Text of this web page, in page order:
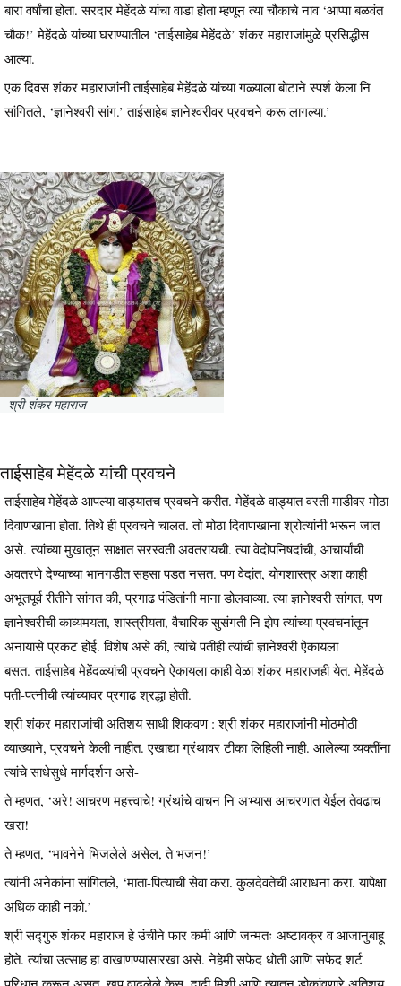
बारा वर्षांचा होता. सरदार मेहेंदळे यांचा वाडा होता म्हणून त्या चौकाचे नाव ‘आप्पा बळवंत
चौक!’ मेहेंदळे यांच्या घराण्यातील ‘ताईसाहेब मेहेंदळे’ शंकर महाराजांमुळे प्रसिद्धीस
आल्या.
एक दिवस शंकर महाराजांनी ताईसाहेब मेहेंदळे यांच्या गळ्याला बोटाने स्पर्श केला नि
सांगितले, ‘ज्ञानेश्वरी सांग.’ ताईसाहेब ज्ञानेश्वरीवर प्रवचने करू लागल्या.’
श्री शंकर महाराज
ताईसाहेब मेहेंदळे यांची प्रवचने
ताईसाहेब मेहेंदळे आपल्या वाड्यातच प्रवचने करीत. मेहेंदळे वाड्यात वरती माडीवर मोठा
दिवाणखाना होता. तिथे ही प्रवचने चालत. तो मोठा दिवाणखाना श्रोत्यांनी भरून जात
असे. त्यांच्या मुखातून साक्षात सरस्वती अवतरायची. त्या वेदोपनिषदांची, आचार्यांची
अवतरणे देण्याच्या भानगडीत सहसा पडत नसत. पण वेदांत, योगशास्त्र अशा काही
अभूतपूर्व रीतीने सांगत की, प्रगाढ पंडितांनी माना डोलवाव्या. त्या ज्ञानेश्वरी सांगत, पण
ज्ञानेश्वरीची काव्यमयता, शास्त्रीयता, वैचारिक सुसंगती नि झेप त्यांच्या प्रवचनांतून
अनायासे प्रकट होई. विशेष असे की, त्यांचे पतीही त्यांची ज्ञानेश्वरी ऐकायला
बसत. ताईसाहेब मेहेंदळ्यांची प्रवचने ऐकायला काही वेळा शंकर महाराजही येत. मेहेंदळे
पती-पत्नीची त्यांच्यावर प्रगाढ श्रद्धा होती.
श्री शंकर महाराजांची अतिशय साधी शिकवण : श्री शंकर महाराजांनी मोठमोठी
व्याख्याने, प्रवचने केली नाहीत. एखाद्या ग्रंथावर टीका लिहिली नाही. आलेल्या व्यक्तींना
त्यांचे साधेसुधे मार्गदर्शन असे-
ते म्हणत, ‘अरे! आचरण महत्त्वाचे! ग्रंथांचे वाचन नि अभ्यास आचरणात येईल तेवढाच
खरा!
ते म्हणत, ‘भावनेने भिजलेले असेल, ते भजन!’
त्यांनी अनेकांना सांगितले, ‘माता-पित्याची सेवा करा. कुलदेवतेची आराधना करा. यापेक्षा
अधिक काही नको.’
श्री सद्गुरु शंकर महाराज हे उंचीने फार कमी आणि जन्मतः अष्टावक्र व आजानुबाहू
होते. त्यांचा उत्साह हा वाखाणण्यासारखा असे. नेहेमी सफेद धोती आणि सफेद शर्ट